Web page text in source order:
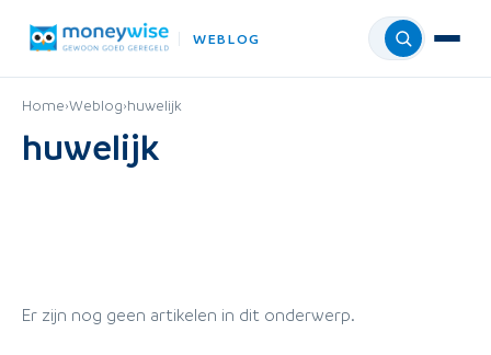
WEBLOG Menu
Home›Weblog›huwelijk
huwelijk
Er zijn nog geen artikelen in dit onderwerp.